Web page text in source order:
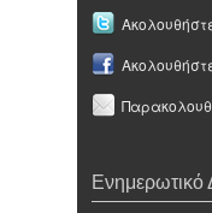
Ενημερωτικό